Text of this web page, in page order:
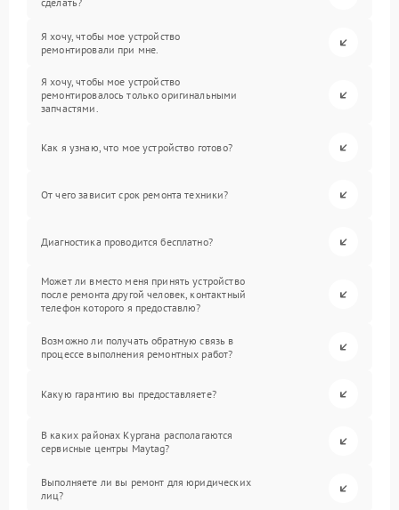
Я хочу, чтобы мое устройство
ремонтировали при мне.
Я хочу, чтобы мое устройство
ремонтировалось только оригинальными
запчастями.
Как я узнаю, что мое устройство готово?
От чего зависит срок ремонта техники?
Диагностика проводится бесплатно?
Может ли вместо меня принять устройство
после ремонта другой человек, контактный
телефон которого я предоставлю?
Возможно ли получать обратную связь в
процессе выполнения ремонтных работ?
Какую гарантию вы предоставляете?
В каких районах Кургана располагаются
сервисные центры Maytag?
Выполняете ли вы ремонт для юридических
лиц?